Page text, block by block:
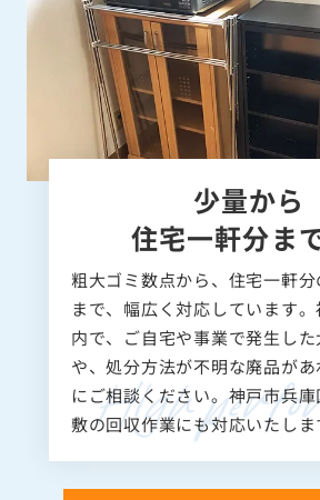
少量から
住宅一軒分ま
粗大ゴミ数点から、住宅一軒
まで、幅広く対応しています
内で、ご自宅や事業で発生し
や、処分方法が不明な廃品が
にご相談ください。神戸市兵
敷の回収作業にも対応いたしま